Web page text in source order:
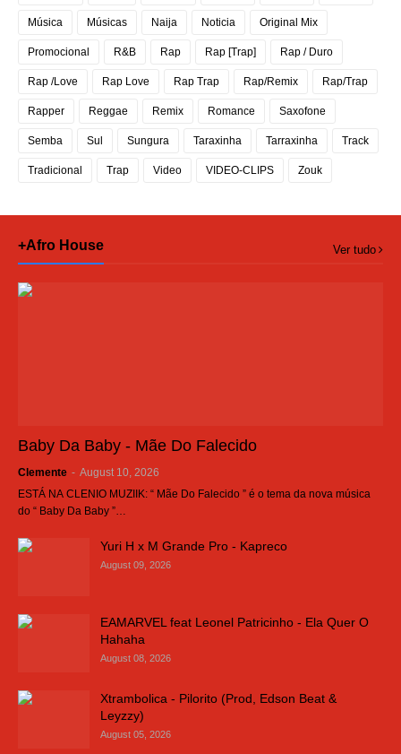
Música Músicas Naija Noticia Original Mix
Promocional R&B Rap Rap [Trap] Rap / Duro
Rap /Love Rap Love Rap Trap Rap/Remix Rap/Trap
Rapper Reggae Remix Romance Saxofone
Semba Sul Sungura Taraxinha Tarraxinha Track
Tradicional Trap Video VIDEO-CLIPS Zouk
+Afro House Ver tudo
Baby Da Baby - Mãe Do Falecido
Clemente - August 10, 2026
ESTÁ NA CLENIO MUZIIK: “ Mãe Do Falecido ” é o tema da nova música
do “ Baby Da Baby ”…
Yuri H x M Grande Pro - Kapreco
August 09, 2026
EAMARVEL feat Leonel Patricinho - Ela Quer O
Hahaha
August 08, 2026
Xtrambolica - Pilorito (Prod, Edson Beat &
Leyzzy)
August 05, 2026